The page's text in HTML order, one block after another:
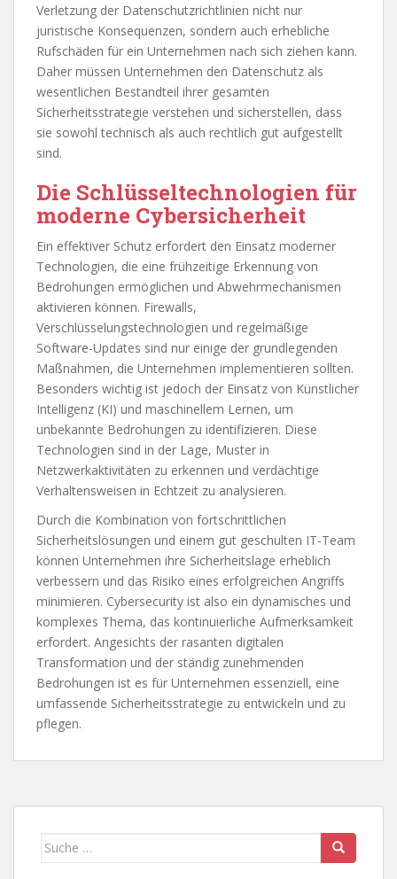
Verletzung der Datenschutzrichtlinien nicht nur
juristische Konsequenzen, sondern auch erhebliche
Rufschäden für ein Unternehmen nach sich ziehen kann.
Daher müssen Unternehmen den Datenschutz als
wesentlichen Bestandteil ihrer gesamten
Sicherheitsstrategie verstehen und sicherstellen, dass
sie sowohl technisch als auch rechtlich gut aufgestellt
sind.
Die Schlüsseltechnologien für
moderne Cybersicherheit
Ein effektiver Schutz erfordert den Einsatz moderner
Technologien, die eine frühzeitige Erkennung von
Bedrohungen ermöglichen und Abwehrmechanismen
aktivieren können. Firewalls,
Verschlüsselungstechnologien und regelmäßige
Software-Updates sind nur einige der grundlegenden
Maßnahmen, die Unternehmen implementieren sollten.
Besonders wichtig ist jedoch der Einsatz von Künstlicher
Intelligenz (KI) und maschinellem Lernen, um
unbekannte Bedrohungen zu identifizieren. Diese
Technologien sind in der Lage, Muster in
Netzwerkaktivitäten zu erkennen und verdächtige
Verhaltensweisen in Echtzeit zu analysieren.
Durch die Kombination von fortschrittlichen
Sicherheitslösungen und einem gut geschulten IT-Team
können Unternehmen ihre Sicherheitslage erheblich
verbessern und das Risiko eines erfolgreichen Angriffs
minimieren. Cybersecurity ist also ein dynamisches und
komplexes Thema, das kontinuierliche Aufmerksamkeit
erfordert. Angesichts der rasanten digitalen
Transformation und der ständig zunehmenden
Bedrohungen ist es für Unternehmen essenziell, eine
umfassende Sicherheitsstrategie zu entwickeln und zu
pflegen.
Suche